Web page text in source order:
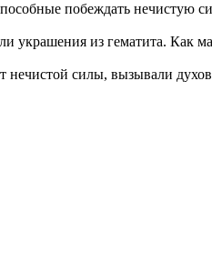
побеждать нечистую
из гематита. Как
нечистой силы, вызывали